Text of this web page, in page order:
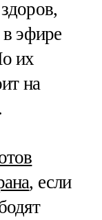
в эфире
их
на
, если